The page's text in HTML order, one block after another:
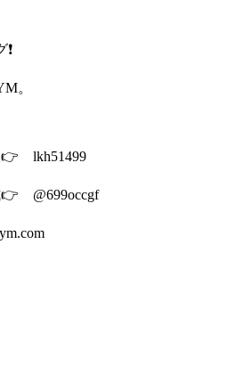
。
👉 lkh51499
👉 @699occgf